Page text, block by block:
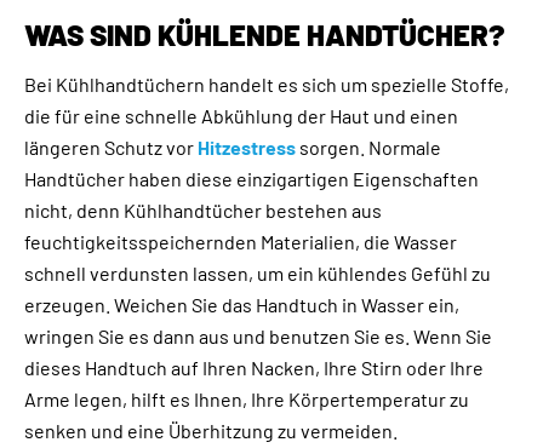
WAS SIND KÜHLENDE HANDTÜCHER?
Bei Kühlhandtüchern handelt es sich um spezielle Stoffe,
die für eine schnelle Abkühlung der Haut und einen
längeren Schutz vor Hitzestress sorgen. Normale
Handtücher haben diese einzigartigen Eigenschaften
nicht, denn Kühlhandtücher bestehen aus
feuchtigkeitsspeichernden Materialien, die Wasser
schnell verdunsten lassen, um ein kühlendes Gefühl zu
erzeugen. Weichen Sie das Handtuch in Wasser ein,
wringen Sie es dann aus und benutzen Sie es. Wenn Sie
dieses Handtuch auf Ihren Nacken, Ihre Stirn oder Ihre
Arme legen, hilft es Ihnen, Ihre Körpertemperatur zu
senken und eine Überhitzung zu vermeiden.